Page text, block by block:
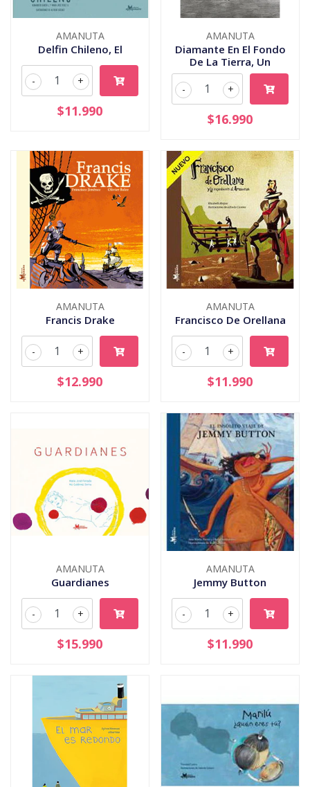
AMANUTA
Delfin Chileno, El
+
-
$11.990
AMANUTA
Diamante En El Fondo
De La Tierra, Un
+
-
$16.990
AMANUTA
Francis Drake
+
-
$12.990
AMANUTA
Francisco De Orellana
+
-
$11.990
AMANUTA
Guardianes
+
-
$15.990
AMANUTA
Jemmy Button
+
-
$11.990